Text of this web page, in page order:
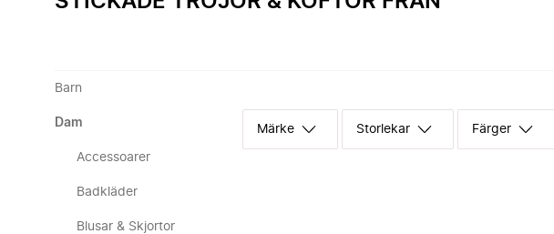
Barn
Dam
Accessoarer
Badkläder
Blusar & Skjortor
Märke Storlekar Färger